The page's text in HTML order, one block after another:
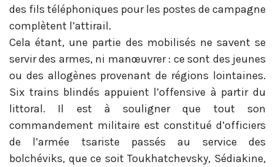
des fils téléphoniques pour les postes de campagne
complètent l’attirail.
Cela étant, une partie des mobilisés ne savent se
servir des armes, ni manœuvrer : ce sont des jeunes
ou des allogènes provenant de régions lointaines.
Six trains blindés appuient l’offensive à partir du
littoral. Il est à souligner que tout son
commandement militaire est constitué d’officiers
de l’armée tsariste passés au service des
bolchéviks, que ce soit Toukhatchevsky, Sédiakine,